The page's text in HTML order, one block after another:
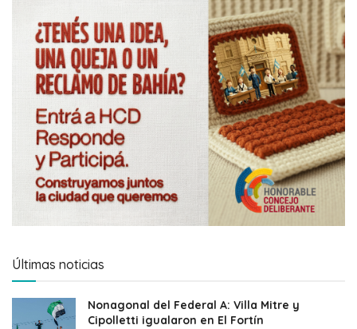
Últimas noticias
Nonagonal del Federal A: Villa Mitre y
Cipolletti igualaron en El Fortín